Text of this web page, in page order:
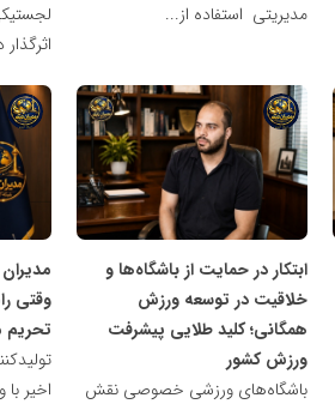
مدیریتی استفاده از...
ابتکار در حمایت از باشگاه‌ها و
خلاقیت در توسعه ورزش
همگانی؛ کلید طلایی پیشرفت
ورزش کشور
باشگاه‌های ورزشی خصوصی نقش
شبکه
خبری
مدیران
نابغه
وقتی
تحریم
اخیر
شبکه
خبری
نابغه